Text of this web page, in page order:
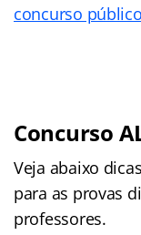
concurso público
Concurso
Veja abaixo
para as provas
professores.